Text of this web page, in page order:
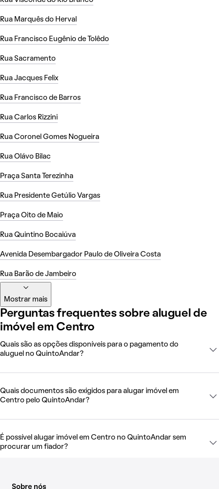
Rua Marquês do Herval
Rua Francisco Eugênio de Tolêdo
Rua Sacramento
Rua Jacques Felix
Rua Francisco de Barros
Rua Carlos Rizzini
Rua Coronel Gomes Nogueira
Rua Olávo Bilac
Praça Santa Terezinha
Rua Presidente Getúlio Vargas
Praça Oito de Maio
Rua Quintino Bocaiúva
Avenida Desembargador Paulo de Oliveira Costa
Rua Barão de Jambeiro
Mostrar mais
Perguntas frequentes sobre aluguel de
imóvel em Centro
Quais são as opções disponíveis para o pagamento do
aluguel no QuintoAndar?
Quais documentos são exigidos para alugar imóvel em
Centro pelo QuintoAndar?
É possível alugar imóvel em Centro no QuintoAndar sem
procurar um fiador?
Sobre nós